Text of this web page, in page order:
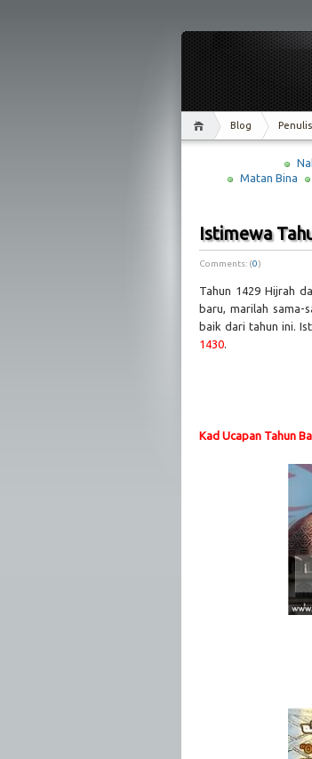
Blog Penulis
Matan Bina
Istimewa
Comments: (0)
Tahun 1429 Hijrah
baru, marilah sama-
baik dari tahun ini.
1430
Kad Ucapan Tahun